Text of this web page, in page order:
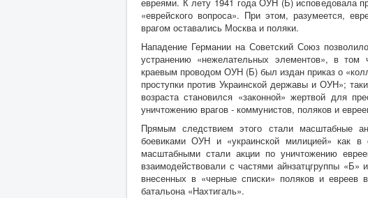
«еврейского вопроса». При этом, разумеется,
врагом оставались Москва и поляки.
Нападение Германии на Советский Союз
устранению «нежелательных элементов», в
краевым проводом ОУН (Б) был издан приказ о
проступки против Украинской державы и ОУН»;
возраста становился «законной» жертвой для
уничтожению врагов - коммунистов, поляков и
Прямым следствием этого стали масштабные
боевиками ОУН и «украинской милицией» как
масштабными стали акции по уничтожению
взаимодействовали с частями айнзатцгруппы
внесенных в «черные списки» поляков и евреев
батальона «Нахтигаль».